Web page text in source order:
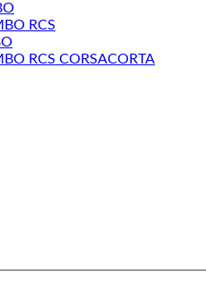
RCS
RCS CORSACORTA